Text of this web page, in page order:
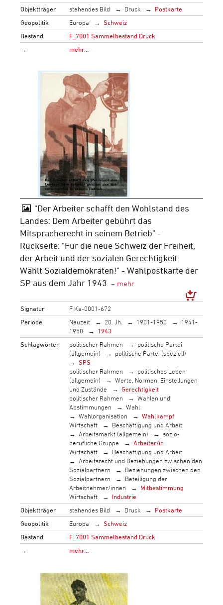
Objektträger
stehendes Bild Druck
Postkarte
Geopolitik
Europa
Schweiz
Bestand
F_7001 Sammelbestand Druck
→
mehr…
"Der Arbeiter schafft den Wohlstand des
Landes: Dem Arbeiter gebührt das
Mitspracherecht in seinem Betrieb" -
Rückseite: "Für die neue Schweiz der Freiheit,
der Arbeit und der sozialen Gerechtigkeit.
Wählt Sozialdemokraten!" - Wahlpostkarte der
SP aus dem Jahr 1943
Signatur
F Ka-0001-672
Periode
Neuzeit 20. Jh. 1901-1950
1941-
1950
1943
Schlagwörter
politischer Rahmen
politische Partei
(allgemein)
politische Partei (speziell)
SPS
politischer Rahmen
politisches Leben
(allgemein)
Werte, Normen, Einstellungen
und Zustände
Gerechtigkeit
politischer Rahmen
Wahlen und
Abstimmungen
Wahl
Wahlorganisation
Wahlkampf
Wirtschaft
Beschäftigung und Arbeit
Arbeitsmarkt (allgemein)
sozio-
berufliche Gruppe
Arbeiter/in
Wirtschaft
Beschäftigung und Arbeit
Arbeitsrecht und Beziehungen zwischen den
Sozialpartnern
Beziehungen zwischen den
Sozialpartnern
Beteiligung der
Arbeitnehmer/innen
Mitbestimmung
Wirtschaft
Industrie
Objektträger
stehendes Bild Druck
Postkarte
Geopolitik
Europa
Schweiz
Bestand
F_7001 Sammelbestand Druck
→
mehr…